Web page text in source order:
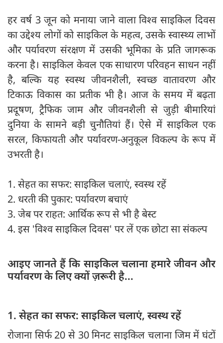
हर वर्ष 3 जून को मनाया जाने वाला विश्व साइकिल दिवस
का उद्देश्य लोगों को साइकिल के महत्व, उसके स्वास्थ्य लाभों
और पर्यावरण संरक्षण में उसकी भूमिका के प्रति जागरूक
करना है। साइकिल केवल एक साधारण परिवहन साधन नहीं
है, बल्कि यह स्वस्थ जीवनशैली, स्वच्छ वातावरण और
टिकाऊ विकास का प्रतीक भी है। आज के समय में बढ़ता
प्रदूषण, ट्रैफिक जाम और जीवनशैली से जुड़ी बीमारियां
दुनिया के सामने बड़ी चुनौतियां हैं। ऐसे में साइकिल एक
सरल, किफायती और पर्यावरण-अनुकूल विकल्प के रूप में
उभरती है।
1. सेहत का सफर: साइकिल चलाएं, स्वस्थ रहें
2. धरती की पुकार: पर्यावरण बचाएं
3. जेब पर राहत: आर्थिक रूप से भी है बेस्ट
4. इस 'विश्व साइकिल दिवस' पर लें एक छोटा सा संकल्प
आइए जानते हैं कि साइकिल चलाना हमारे जीवन और
पर्यावरण के लिए क्यों ज़रूरी है...
1. सेहत का सफर: साइकिल चलाएं, स्वस्थ रहें
रोजाना सिर्फ 20 से 30 मिनट साइकिल चलाना जिम में घंटों